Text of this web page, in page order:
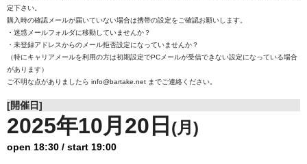
定下さい。
購入時の確認メールが届いていない場合は携帯の設定をご確認お願いします。
・迷惑メールフォルダに移動していませんか？
・未登録アドレスからのメール拒否設定になっていませんか？
（特にキャリアメールを利用の方は初期設定でPCメールが受信できない設定になっている場合
があります）
ご不明な点がありましたら info@bartake.net までご連絡ください。
[開催日]
2025年10月20日 (月)
open 18:30 / start 19:00